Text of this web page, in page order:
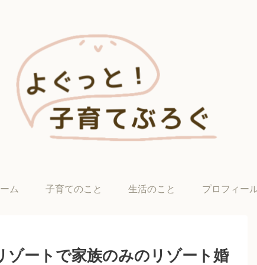
ム 子育てのこと 生活のこと プロフィー
ゾートで家族のみのリゾート婚